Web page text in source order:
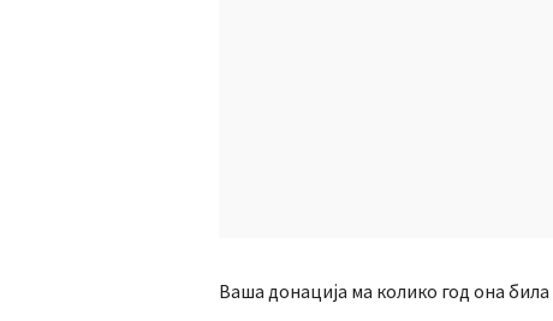
Ваша донација ма колико год она била